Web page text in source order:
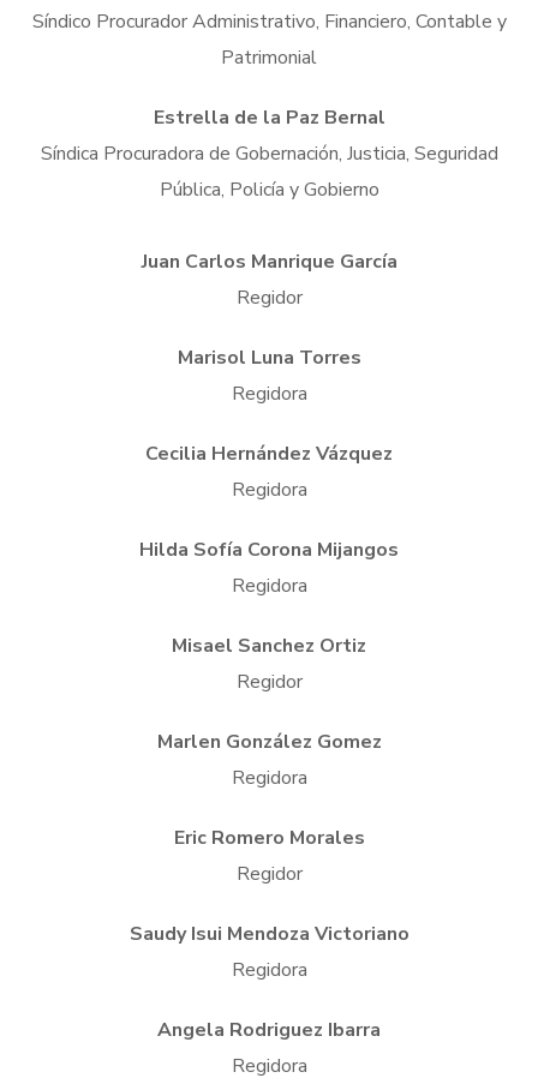
Síndico Procurador Administrativo, Financiero, Contable y
Patrimonial
Estrella de la Paz Bernal
Síndica Procuradora de Gobernación, Justicia, Seguridad
Pública, Policía y Gobierno
Juan Carlos Manrique García
Regidor
Marisol Luna Torres
Regidora
Cecilia Hernández Vázquez
Regidora
Hilda Sofía Corona Mijangos
Regidora
Misael Sanchez Ortiz
Regidor
Marlen González Gomez
Regidora
Eric Romero Morales
Regidor
Saudy Isui Mendoza Victoriano
Regidora
Angela Rodriguez Ibarra
Regidora